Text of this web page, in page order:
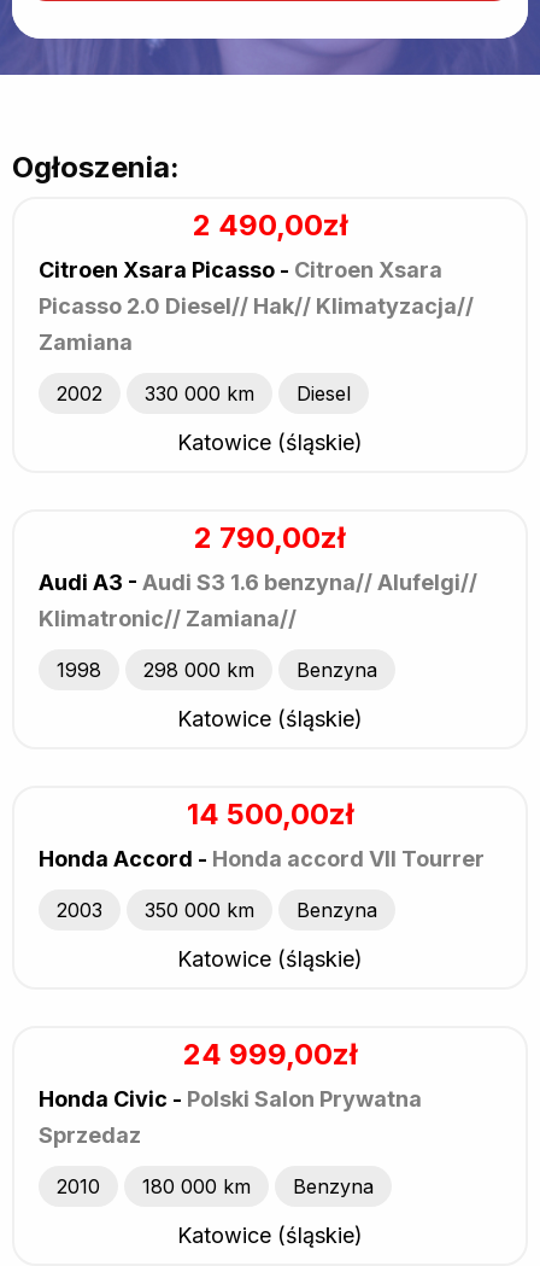
Ogłoszenia:
2 490,00zł
Citroen Xsara Picasso - Citroen Xsara
Picasso 2.0 Diesel// Hak// Klimatyzacja//
Zamiana
2002 330 000 km Diesel
Katowice (śląskie)
2 790,00zł
Audi A3 - Audi S3 1.6 benzyna// Alufelgi//
Klimatronic// Zamiana//
1998 298 000 km Benzyna
Katowice (śląskie)
14 500,00zł
Honda Accord - Honda accord VII Tourrer
2003 350 000 km Benzyna
Katowice (śląskie)
24 999,00zł
Honda Civic - Polski Salon Prywatna
Sprzedaz
2010 180 000 km Benzyna
Katowice (śląskie)